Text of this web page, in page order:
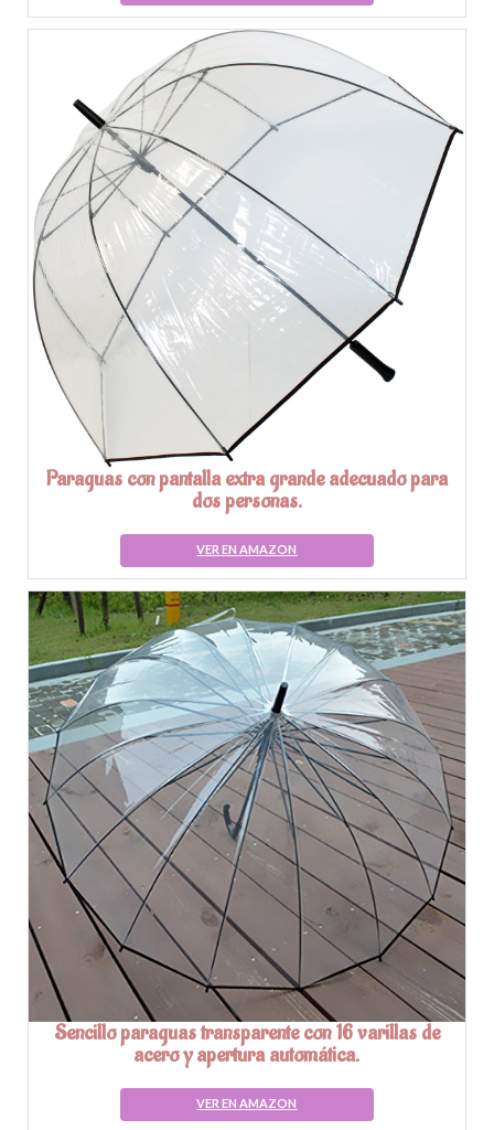
Paraguas con pantalla extra grande adecuado para
dos personas.
VER EN AMAZON
Sencillo paraguas transparente con 16 varillas de
acero y apertura automática.
VER EN AMAZON